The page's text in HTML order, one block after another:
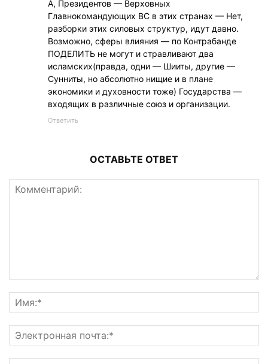
А, Президентов — Верховных
Главнокомандующих ВС в этих странах — Нет,
разборки этих силовых структур, идут давно.
Возможно, сферы влияния — по Контрабанде
ПОДЕЛИТЬ не могут и стравливают два
исламских(правда, одни — Шииты, другие —
Сунниты, но абсолютно нищие и в плане
экономики и духовности тоже) Государства —
входящих в различные союз и организации.
Ответить
ОСТАВЬТЕ ОТВЕТ